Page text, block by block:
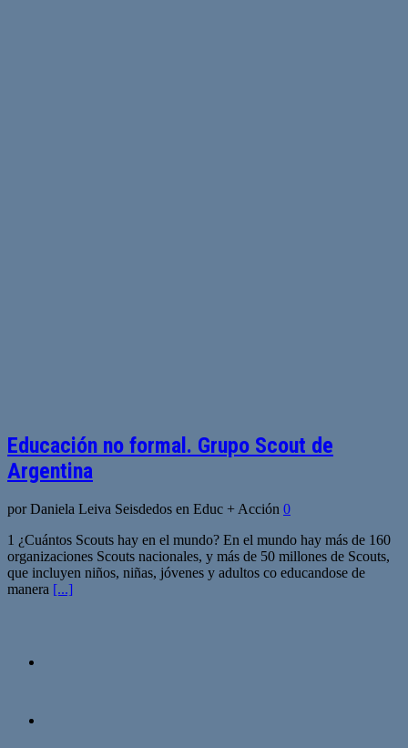
Educación no formal. Grupo Scout de
Argentina
por Daniela Leiva Seisdedos en Educ + Acción 0
1 ¿Cuántos Scouts hay en el mundo? En el mundo hay más de 160
organizaciones Scouts nacionales, y más de 50 millones de Scouts,
que incluyen niños, niñas, jóvenes y adultos co educandose de
manera [...]